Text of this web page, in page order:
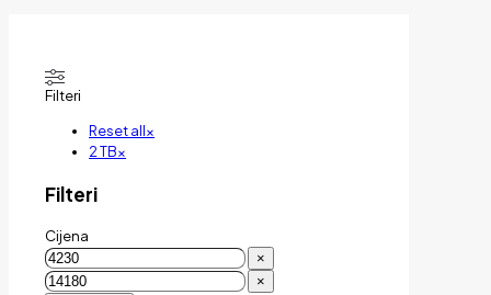
Filteri
Reset all×
2 TB×
Filteri
Cijena
×
×